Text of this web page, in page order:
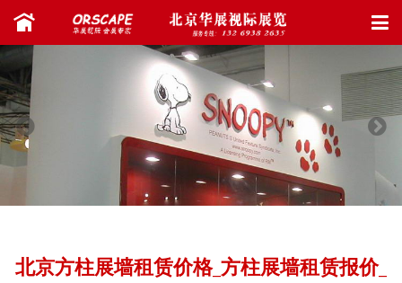
北京方柱展墙租赁价格_方柱展墙租赁报价_